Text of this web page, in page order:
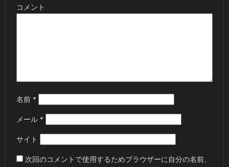
コメント
名前 *
メール *
サイト
次回のコメントで使用するためブラウザーに自分の名前、